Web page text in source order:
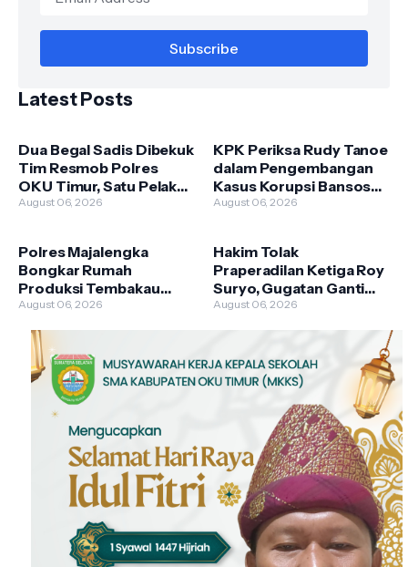
Latest Posts
Dua Begal Sadis Dibekuk
Tim Resmob Polres
OKU Timur, Satu Pelaku
Dilumpuhkan dengan
August 06, 2026
KPK Periksa Rudy Tanoe
dalam Pengembangan
Kasus Korupsi Bansos
Beras PKH, Kerugian
August 06, 2026
Polres Majalengka
Bongkar Rumah
Produksi Tembakau
Sintetis, Satu Produsen
Diburu
August 06, 2026
Hakim Tolak
Praperadilan Ketiga Roy
Suryo, Gugatan Ganti
Rugi Kandas karena
August 06, 2026